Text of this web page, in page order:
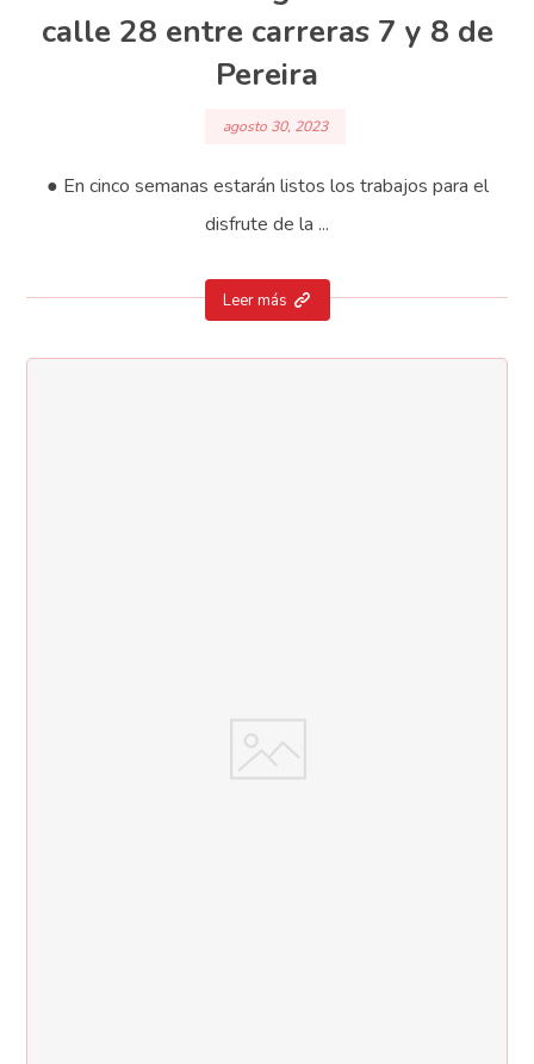
calle 28 entre carreras 7 y 8 de
Pereira
agosto 30, 2023
● En cinco semanas estarán listos los trabajos para el
disfrute de la ...
Leer más